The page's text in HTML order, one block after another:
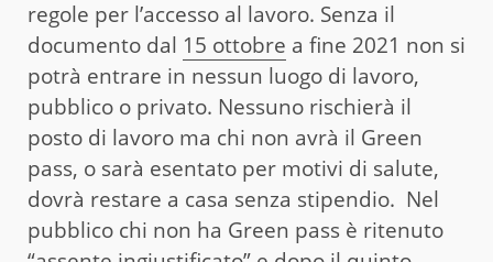
regole per l’accesso al lavoro. Senza il
documento dal 15 ottobre a fine 2021 non si
potrà entrare in nessun luogo di lavoro,
pubblico o privato. Nessuno rischierà il
posto di lavoro ma chi non avrà il Green
pass, o sarà esentato per motivi di salute,
dovrà restare a casa senza stipendio. Nel
pubblico chi non ha Green pass è ritenuto